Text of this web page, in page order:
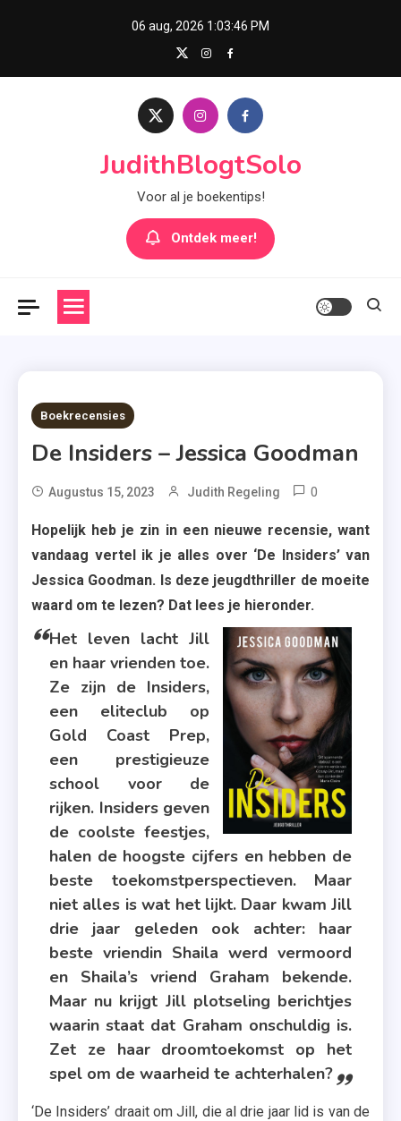
06 aug, 2026 1:03:47 PM
JudithBlogtSolo
Voor al je boekentips!
Ontdek meer!
5 MINS READ
Boekrecensies
De Insiders – Jessica Goodman
Augustus 15, 2023 Judith Regeling 0
,
De
Insiders
Jessica
Goodman
,
,
,
Politie
Niet
De
Fontein
Hopelijk heb je zin in een nieuwe recensie, want
vandaag vertel ik je alles over ‘De Insiders’ van
Jessica Goodman. Is deze jeugdthriller de moeite
waard om te lezen? Dat lees je hieronder.
Het leven lacht Jill
en haar vrienden toe.
Ze zijn de Insiders,
een eliteclub op
Gold Coast Prep,
een prestigieuze
school voor de
rijken. Insiders geven
de coolste feestjes,
halen de hoogste cijfers en hebben de
beste toekomstperspectieven. Maar
niet alles is wat het lijkt. Daar kwam Jill
drie jaar geleden ook achter: haar
beste vriendin Shaila werd vermoord
en Shaila’s vriend Graham bekende.
Maar nu krijgt Jill plotseling berichtjes
waarin staat dat Graham onschuldig is.
Zet ze haar droomtoekomst op het
spel om de waarheid te achterhalen?
‘De Insiders’ draait om Jill, die al drie jaar lid is van de